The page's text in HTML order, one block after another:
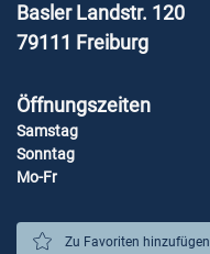
Basler Landstr. 120
79111 Freiburg
Öffnungszeiten
Samstag
Sonntag
Mo-Fr
Zu Favoriten hinzufügen